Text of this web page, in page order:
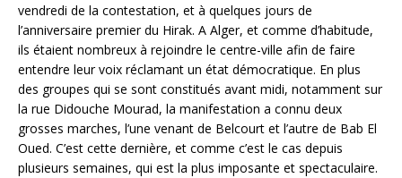
vendredi de la contestation, et à quelques jours de
l’anniversaire premier du Hirak. A Alger, et comme d’habitude,
ils étaient nombreux à rejoindre le centre-ville afin de faire
entendre leur voix réclamant un état démocratique. En plus
des groupes qui se sont constitués avant midi, notamment sur
la rue Didouche Mourad, la manifestation a connu deux
grosses marches, l’une venant de Belcourt et l’autre de Bab El
Oued. C’est cette dernière, et comme c’est le cas depuis
plusieurs semaines, qui est la plus imposante et spectaculaire.